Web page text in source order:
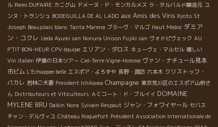
ル Remi DUFAIRE カニグ山 ドメーヌ・ド・モンカルメス ラ・タルバルド醸造元 ユ
ンヌ・トランシュ BODEGUILLA DE AL LADO aux Amis des Vins Kyoto St
Joseph Beaujolais blanc Tanta Marena ブラーヴ・マルゴ Haut Medoc ダミア
ン・コクレ Ueda Ayumi san Nonura Unison Fujiki san ヴォドピヴェック AU
P'TIT BON-HEUR CPV équipe エリアン・ダロス キューヴェ・マルセル 嬉しい
Vin italien 伊藤の日本ツアー Ciel-Terre-Vigne-Homme ヴァン・ナチュール見本
市ビム L'Echappee belle エスポア・よろずや 長野・諏訪 六本木 クリストッフ・
パカレ 若林ご夫妻 President Ishikawa Champagne 東京荒川区のエスポア山枡さ
ん Distributeurs et Viticulteurs ＡＣコート・ド・ブルイイ DOMAINE
MYLENE BRU Daikin Nora Syivain Respaut ジャン・フォワイヤール セバス
チャン・デルヴィユ Château Roquefort Président Association Internationale de